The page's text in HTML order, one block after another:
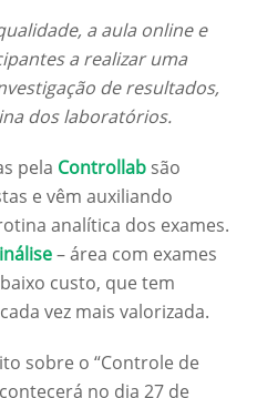
a aula online e
a realizar uma
de resultados,
dos laboratórios.
pela Controllab são
e vêm auxiliando
analítica dos exames.
– área com exames
custo, que tem
vez mais valorizada.
sobre o “Controle de
no dia 27 de